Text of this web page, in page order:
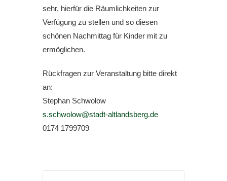
sehr, hierfür die Räumlichkeiten zur
Verfügung zu stellen und so diesen
schönen Nachmittag für Kinder mit zu
ermöglichen.
Rückfragen zur Veranstaltung bitte direkt
an:
Stephan Schwolow
s.schwolow@stadt-altlandsberg.de
0174 1799709